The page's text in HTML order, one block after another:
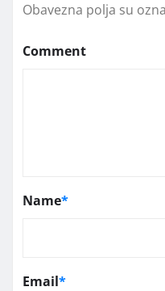
Obavezna polja su
Comment
Name*
Email*